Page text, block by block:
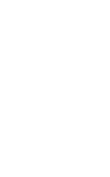
himno. (Foto: AFA)